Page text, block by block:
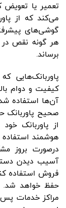
تعمیر یا تعویض
می‌کند که از
گوشی‌های
هر گونه نقص در
برساند.
پاوربانک‌هایی
کیفیت و دوام
آن‌ها استفاده
صحیح پاوربانک
از پاوربانک
هوشمند استفاده
درصورت بروز
آسیب دیدن
فروش استفاده
حفظ خواهد شد.
مراکز خدمات